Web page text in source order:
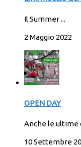
Il Summer ...
2 Maggio 2022
OPEN DAY
Anche le ultime
10 Settembre